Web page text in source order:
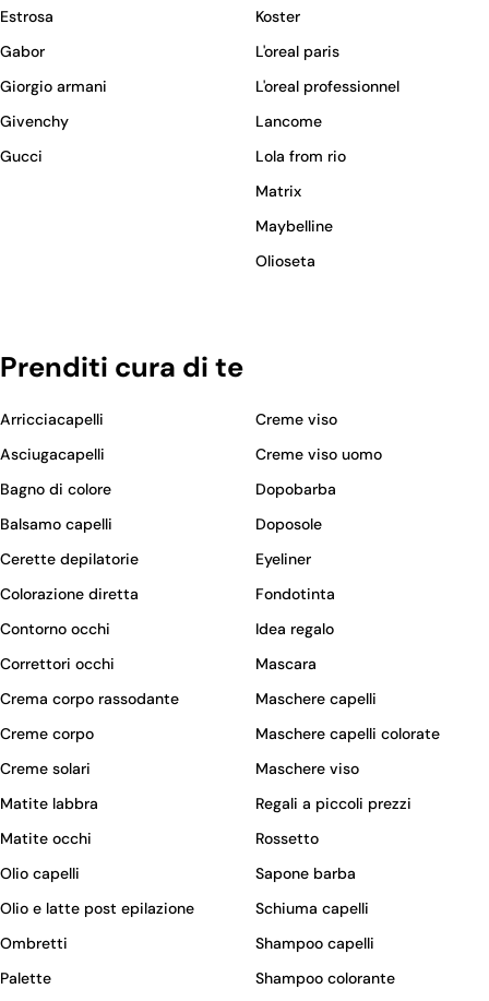
Estrosa
Gabor
Giorgio armani
Givenchy
Gucci
Koster
L'oreal paris
L'oreal professionnel
Lancome
Lola from rio
Matrix
Maybelline
Olioseta
Prenditi cura di te
Arricciacapelli
Asciugacapelli
Bagno di colore
Balsamo capelli
Cerette depilatorie
Colorazione diretta
Contorno occhi
Correttori occhi
Crema corpo rassodante
Creme corpo
Creme solari
Creme viso
Creme viso uomo
Dopobarba
Doposole
Eyeliner
Fondotinta
Idea regalo
Mascara
Maschere capelli
Maschere capelli colorate
Maschere viso
Matite labbra
Matite occhi
Olio capelli
Olio e latte post epilazione
Ombretti
Palette
Regali a piccoli prezzi
Rossetto
Sapone barba
Schiuma capelli
Shampoo capelli
Shampoo colorante